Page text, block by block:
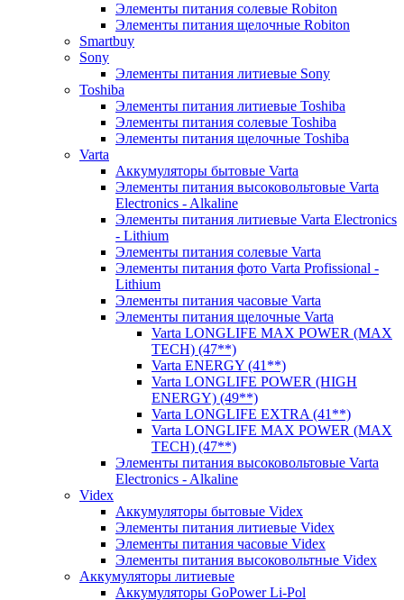
Элементы питания солевые Robiton
Элементы питания щелочные Robiton
Smartbuy
Sony
Элементы питания литиевые Sony
Toshiba
Элементы питания литиевые Toshiba
Элементы питания солевые Toshiba
Элементы питания щелочные Toshiba
Varta
Аккумуляторы бытовые Varta
Элементы питания высоковольтовые Varta
Electronics - Alkaline
Элементы питания литиевые Varta Electronics
- Lithium
Элементы питания солевые Varta
Элементы питания фото Varta Profissional -
Lithium
Элементы питания часовые Varta
Элементы питания щелочные Varta
Varta LONGLIFE MAX POWER (MAX
TECH) (47**)
Varta ENERGY (41**)
Varta LONGLIFE POWER (HIGH
ENERGY) (49**)
Varta LONGLIFE EXTRA (41**)
Varta LONGLIFE MAX POWER (MAX
TECH) (47**)
Элементы питания высоковольтовые Varta
Electronics - Alkaline
Videx
Аккумуляторы бытовые Videx
Элементы питания литиевые Videx
Элементы питания часовые Videx
Элементы питания высоковольтные Videx
Аккумуляторы литиевые
Аккумуляторы GoPower Li-Pol